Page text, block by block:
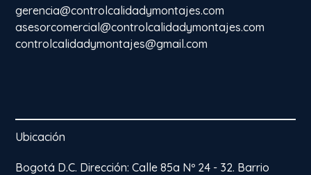
gerencia@controlcalidadymontajes.com
asesorcomercial@controlcalidadymontajes.com
controlcalidadymontajes@gmail.com
Ubicación
Bogotá D.C. Dirección: Calle 85a Nº 24 - 32. Barrio